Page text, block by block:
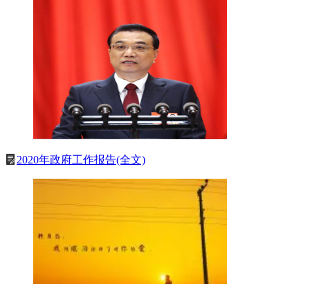
2020年政府工作报告(全文)